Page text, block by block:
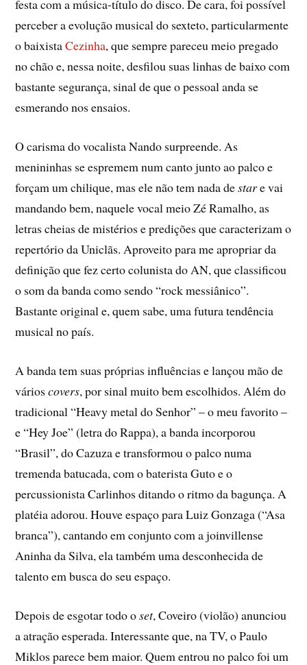
festa com a música-título do disco. De cara, foi possível
perceber a evolução musical do sexteto, particularmente
o baixistaCezinha, que sempre pareceu meio pregado
no chão e, nessa noite, desfilou suas linhas de baixo com
bastante segurança, sinal de que o pessoal anda se
esmerando nos ensaios.
O carisma do vocalista Nando surpreende. As
menininhas se espremem num canto junto ao palco e
forçam um chilique, mas ele não tem nada destare vai
mandando bem, naquele vocal meio Zé Ramalho, as
letras cheias de mistérios e predições que caracterizam o
repertório da Uniclãs. Aproveito para me apropriar da
definição que fez certo colunista do AN, que classificou
o som da banda como sendo “rock messiânico”.
Bastante original e, quem sabe, uma futura tendência
musical no país.
A banda tem suas próprias influências e lançou mão de
várioscovers, por sinal muito bem escolhidos. Além do
tradicional “Heavy metal do Senhor” – o meu favorito –
e “Hey Joe” (letra do Rappa), a banda incorporou
“Brasil”, do Cazuza e transformou o palco numa
tremenda batucada, com o baterista Guto e o
percussionista Carlinhos ditando o ritmo da bagunça. A
platéia adorou. Houve espaço para Luiz Gonzaga (“Asa
branca”), cantando em conjunto com a joinvillense
Aninha da Silva, ela também uma desconhecida de
talento em busca do seu espaço.
Depois de esgotar todo oset, Coveiro (violão) anunciou
a atração esperada. Interessante que, na TV, o Paulo
Miklos parece bem maior. Quem entrou no palco foi um